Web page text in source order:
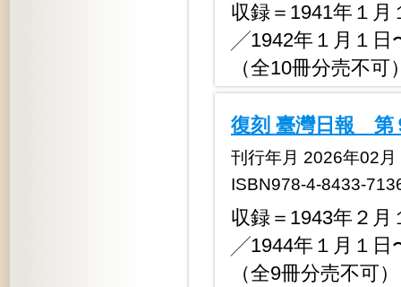
収録＝1941年１
╱1942年１月１日
（全10冊分売不可
復刻 臺灣日報 第
刊行年月 2026年02
ISBN978-4-8433-
収録＝1943年２
╱1944年１月１日
（全9冊分売不可）